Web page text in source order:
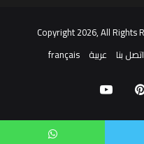
اتصل بنا عربية français
بينتيريستيوتيوب